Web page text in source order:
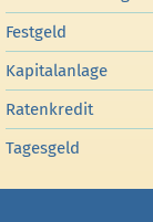
Festgeld
Kapitalanlage
Ratenkredit
Tagesgeld